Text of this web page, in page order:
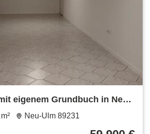
eigenem Grundbuch in Neu-
– 37 m²
Neu-Ulm 89231